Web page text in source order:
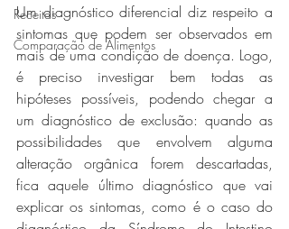
Receitas
Comparação de Alimentos
Um diagnóstico diferencial diz respeito a
sintomas que podem ser observados em
mais de uma condição de doença. Logo,
é preciso investigar bem todas as
hipóteses possíveis, podendo chegar a
um diagnóstico de exclusão: quando as
possibilidades que envolvem alguma
alteração orgânica forem descartadas,
fica aquele último diagnóstico que vai
explicar os sintomas, como é o caso do